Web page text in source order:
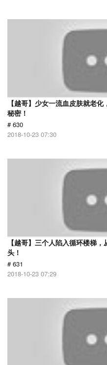
【越哥】少女一流血皮肤就老
秘密！
# 630
2018-10-23 07:30
【越哥】三个人陷入循环楼梯
头！
# 631
2018-10-23 07:29